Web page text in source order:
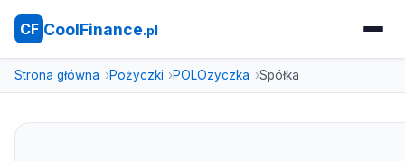
CF CoolFinance.pl
Strona główna Pożyczki POLOzyczka Spółka